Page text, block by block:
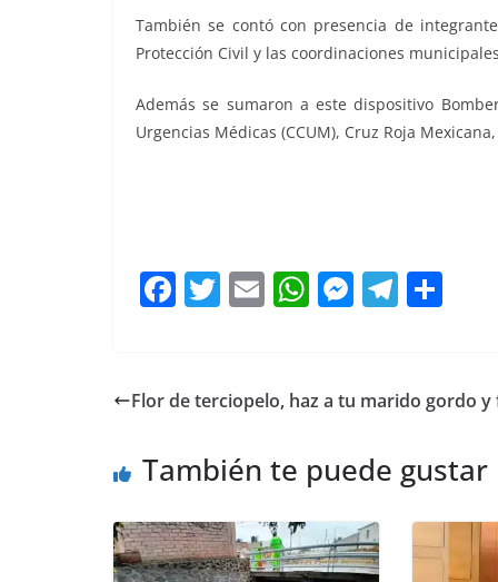
También se contó con presencia de
Protección Civil y las coordinaciones
Además se sumaron a este dispositivo
Urgencias Médicas (CCUM), Cruz Roja
F
e
o
k
T
er
E
l
W
s
p
p
M
e
g
T
gr
m
p
tir
Flor de terciopelo, haz a tu marido gordo y
También te puede gustar